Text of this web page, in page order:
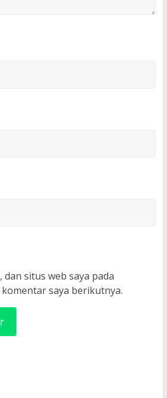
dan situs web saya pada
saya berikutnya.